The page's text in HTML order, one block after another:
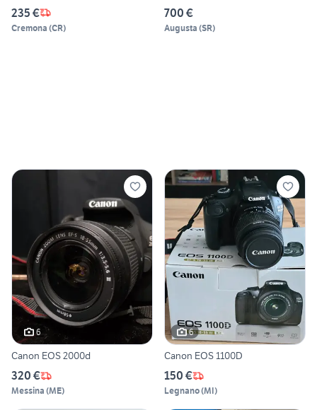
235 €
Cremona (CR)
700 €
Augusta (SR)
6
Canon EOS 2000d
320 €
Messina (ME)
6
Canon EOS 1100D
150 €
Legnano(MI)